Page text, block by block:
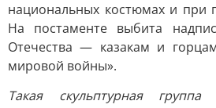
национальных костюмах и при
На постаменте выбита
Отечества — казакам и
мировой войны».
Такая скульптурная